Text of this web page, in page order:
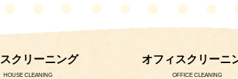
クリーニング
HOUSE CLEANING
オフィスクリーニ
OFFICE CLEANING